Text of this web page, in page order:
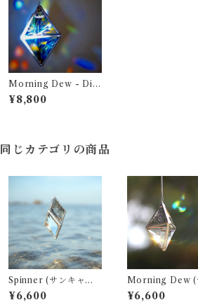
Morning Dew - Dic
hroic (サンキャッチ
ャー ・ ウォータープ
¥8,800
同じカテゴリの商品
Spinner (サンキャッ
チャー ・ ウォーター
プリズム)
¥6,600
Morning Dew (サン
キャッチャー ・
ータープリズム)
¥6,600